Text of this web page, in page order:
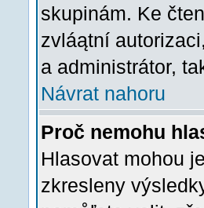
skupinám. Ke
zvláątní
a administrátor,
Návrat nahoru
Proč nemohu
Hlasovat mohou
zkresleny